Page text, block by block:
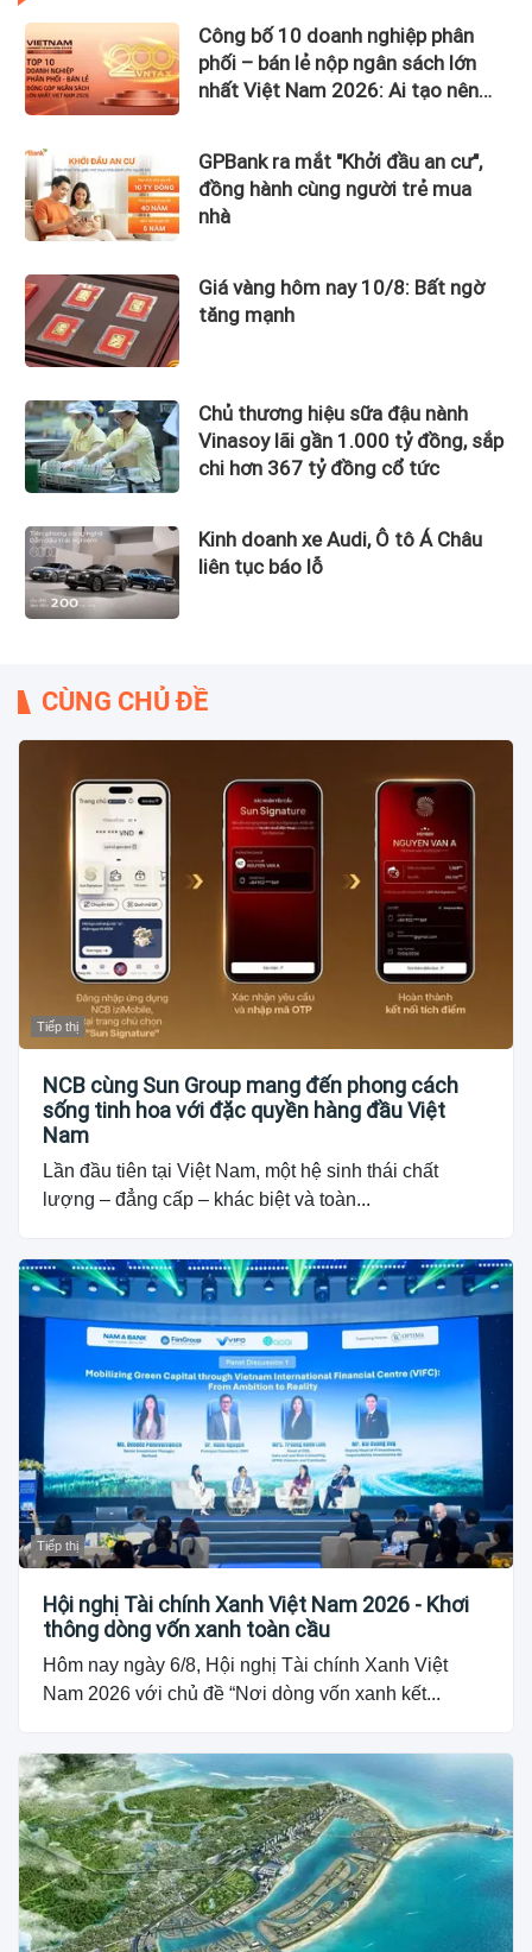
Công bố 10 doanh nghiệp phân
phối – bán lẻ nộp ngân sách lớn
nhất Việt Nam 2026: Ai tạo nên
GPBank ra mắt "Khởi đầu an cư",
đồng hành cùng người trẻ mua
nhà
Giá vàng hôm nay 10/8: Bất ngờ
tăng mạnh
Chủ thương hiệu sữa đậu nành
Vinasoy lãi gần 1.000 tỷ đồng, sắp
chi hơn 367 tỷ đồng cổ tức
Kinh doanh xe Audi, Ô tô Á Châu
liên tục báo lỗ
CÙNG CHỦ ĐỀ
Tiếp thị
NCB cùng Sun Group mang đến phong cách
sống tinh hoa với đặc quyền hàng đầu Việt
Nam
Lần đầu tiên tại Việt Nam, một hệ sinh thái chất
lượng – đẳng cấp – khác biệt và toàn...
Tiếp thị
Hội nghị Tài chính Xanh Việt Nam 2026 - Khơi
thông dòng vốn xanh toàn cầu
Hôm nay ngày 6/8, Hội nghị Tài chính Xanh Việt
Nam 2026 với chủ đề “Nơi dòng vốn xanh kết...